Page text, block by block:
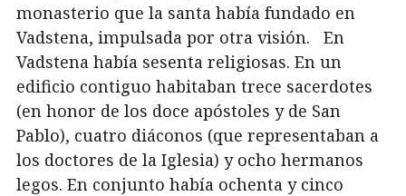
monasterio que la santa había fundado en
Vadstena, impulsada por otra visión. En
Vadstena había sesenta religiosas. En un
edificio contiguo habitaban trece sacerdotes
(en honor de los doce apóstoles y de San
Pablo), cuatro diáconos (que representaban a
los doctores de la Iglesia) y ocho hermanos
legos. En conjunto había ochenta y cinco